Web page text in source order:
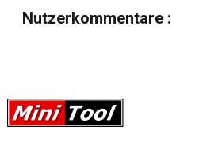
Nutzerkommentare :